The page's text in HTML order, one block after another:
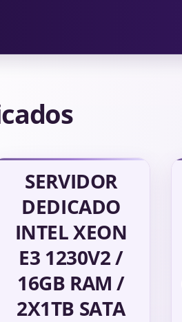
SERVIDOR
DEDICADO
INTEL XEON
E3 1230V2 /
16GB RAM /
2X1TB SATA